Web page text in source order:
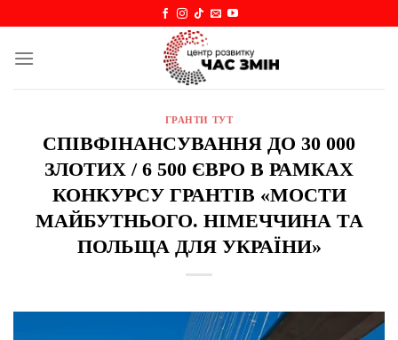
content
ГРАНТИ ТУТ
СПІВФІНАНСУВАННЯ ДО 30 000
ЗЛОТИХ / 6 500 ЄВРО В РАМКАХ
КОНКУРСУ ГРАНТІВ «МОСТИ
МАЙБУТНЬОГО. НІМЕЧЧИНА ТА
ПОЛЬЩА ДЛЯ УКРАЇНИ»